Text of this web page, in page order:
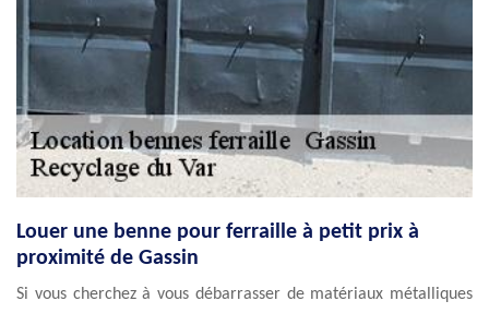
Louer une benne pour ferraille à petit prix à
proximité de Gassin
Si vous cherchez à vous débarrasser de matériaux métalliques